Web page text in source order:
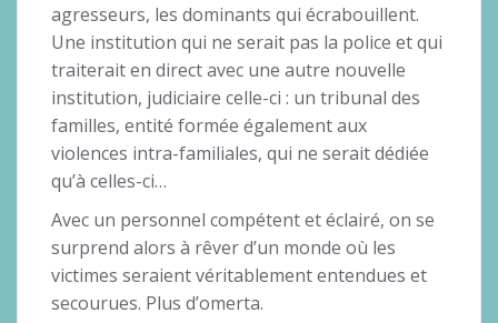
agresseurs, les dominants qui écrabouillent.
Une institution qui ne serait pas la police et qui
traiterait en direct avec une autre nouvelle
institution, judiciaire celle-ci : un tribunal des
familles, entité formée également aux
violences intra-familiales, qui ne serait dédiée
qu’à celles-ci…
Avec un personnel compétent et éclairé, on se
surprend alors à rêver d’un monde où les
victimes seraient véritablement entendues et
secourues. Plus d’omerta.